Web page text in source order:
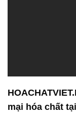
mại hóa chất